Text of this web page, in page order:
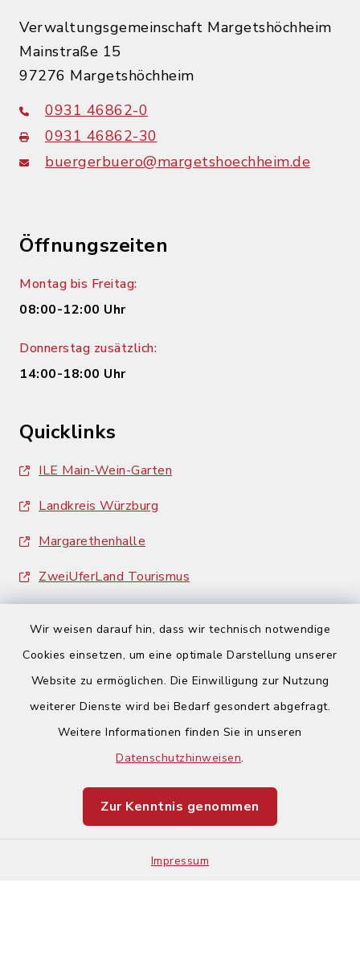
Wir weisen darauf hin, dass wir technisch notwendige
Cookies einsetzen, um eine optimale Darstellung unserer
Website zu ermöglichen. Die Einwilligung zur Nutzung
weiterer Dienste wird bei Bedarf gesondert abgefragt.
Weitere Informationen finden Sie in unseren
Datenschutzhinweisen.
Zur Kenntnis genommen
Impressum
Verwaltungsgemeinschaft Margetshöchheim
Mainstraße 15
97276 Margetshöchheim
0931 46862-0
0931 46862-30
buergerbuero@margetshoechheim.de
Öffnungszeiten
Montag bis Freitag:
08:00-12:00 Uhr
Donnerstag zusätzlich:
14:00-18:00 Uhr
Quicklinks
ILE Main-Wein-Garten
Landkreis Würzburg
Margarethenhalle
ZweiUferLand Tourismus
Barrierefreiheit
Impressum
Sitemap